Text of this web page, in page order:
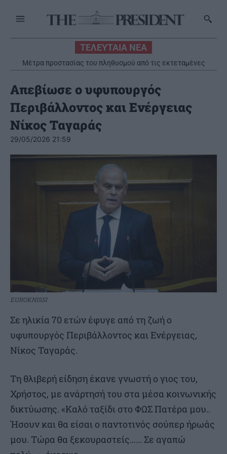
ΤΕΛΕΥΤΑΙΑ ΝΕΑ
Μέτρα προστασίας του πληθυσμού από τις εκτεταμένες
πυρκαγιές
Απεβίωσε ο υφυπουργός
Περιβάλλοντος και Ενέργειας
Νίκος Ταγαράς
29/05/2026 21:59
EUROKNISSI
Σε ηλικία 70 ετών έφυγε από τη ζωή ο
υφυπουργός Περιβάλλοντος και Ενέργειας,
Νίκος Ταγαράς.
Τη θλιβερή είδηση έκανε γνωστή ο γιος του,
Χρήστος, με ανάρτησή του στα μέσα κοινωνικής
δικτύωσης. «Καλό ταξίδι στο ΦΩΣ Πατέρα μου..
Ήσουν και θα είσαι ο παντοτινός σούπερ ήρωάς
μου. Τώρα θα ξεκουραστείς…… Σε αγαπώ